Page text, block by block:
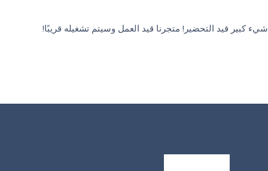
شيء كبير قيد التحضير! متجرنا قيد العمل وسيتم تشغيله قريبًا!